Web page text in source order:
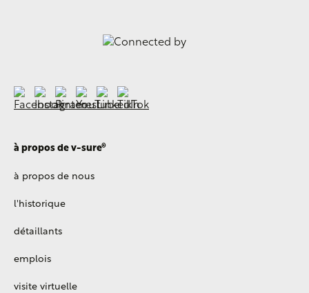
à propos de v-sure®
à propos de nous
l'historique
détaillants
emplois
visite virtuelle